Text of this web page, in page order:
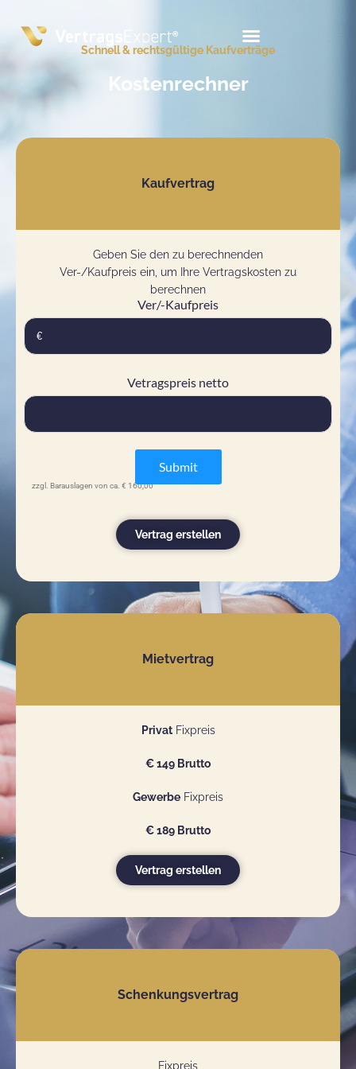
Schnell & rechtsgültige Kaufverträge
Kostenrechner
Kaufvertrag
Geben Sie den zu berechnenden
Ver-/Kaufpreis ein, um Ihre Vertragskosten zu
berechnen
Ver/-Kaufpreis
Vetragspreis netto
Submit
zzgl. Barauslagen von ca. € 160,00
Vertrag erstellen
Mietvertrag
PrivatFixpreis
€ 149 Brutto
Gewerbe Fixpreis
€ 189 Brutto
Vertrag erstellen
Schenkungsvertrag
Fixpreis